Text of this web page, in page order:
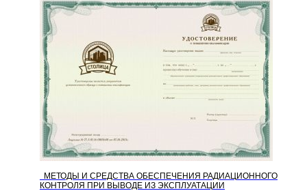
МЕТОДЫ И СРЕДСТВА ОБЕСПЕЧЕНИЯ РАДИАЦИОННОГО
КОНТРОЛЯ ПРИ ВЫВОДЕ ИЗ ЭКСПЛУАТАЦИИ